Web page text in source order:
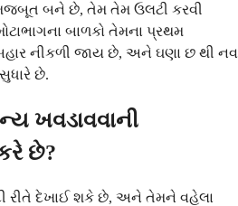
બને છે, તેમ તેમ ઉલટી કરવી
બાળકો તેમના પ્રથમ
નીકળી જાય છે, અને ઘણા છ થી નવ
છે.
ખવડાવવાની
છે?
રીતે દેખાઈ શકે છે, અને તેમને વહેલા